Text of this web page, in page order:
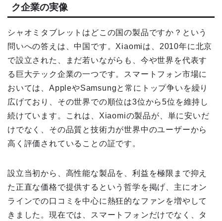
ク企業の実像
シャオミタブレットはどこの国の製品ですか？という
問いへの答えは、中国です。Xiaomiは、2010年に北京
で設立された、まだ若いながらも、今や世界を代表す
る巨大テック企業の一つです。スマートフォン市場に
おいては、AppleやSamsungと常にトップ争いを繰り
広げており、その世界での順位は3位から5位を維持し
続けています。これは、Xiaomiの製品が、単に安いだ
けでなく、その品質と技術力が世界中のユーザーから
高く評価されていることの証です。
設立当初から、高性能な製品を、利益を極限まで抑え
た正直な価格で提供するという哲学を掲げ、主にオン
ラインでの口コミを中心に熱狂的なファンを増やして
きました。現在では、スマートフォンだけでなく、タ